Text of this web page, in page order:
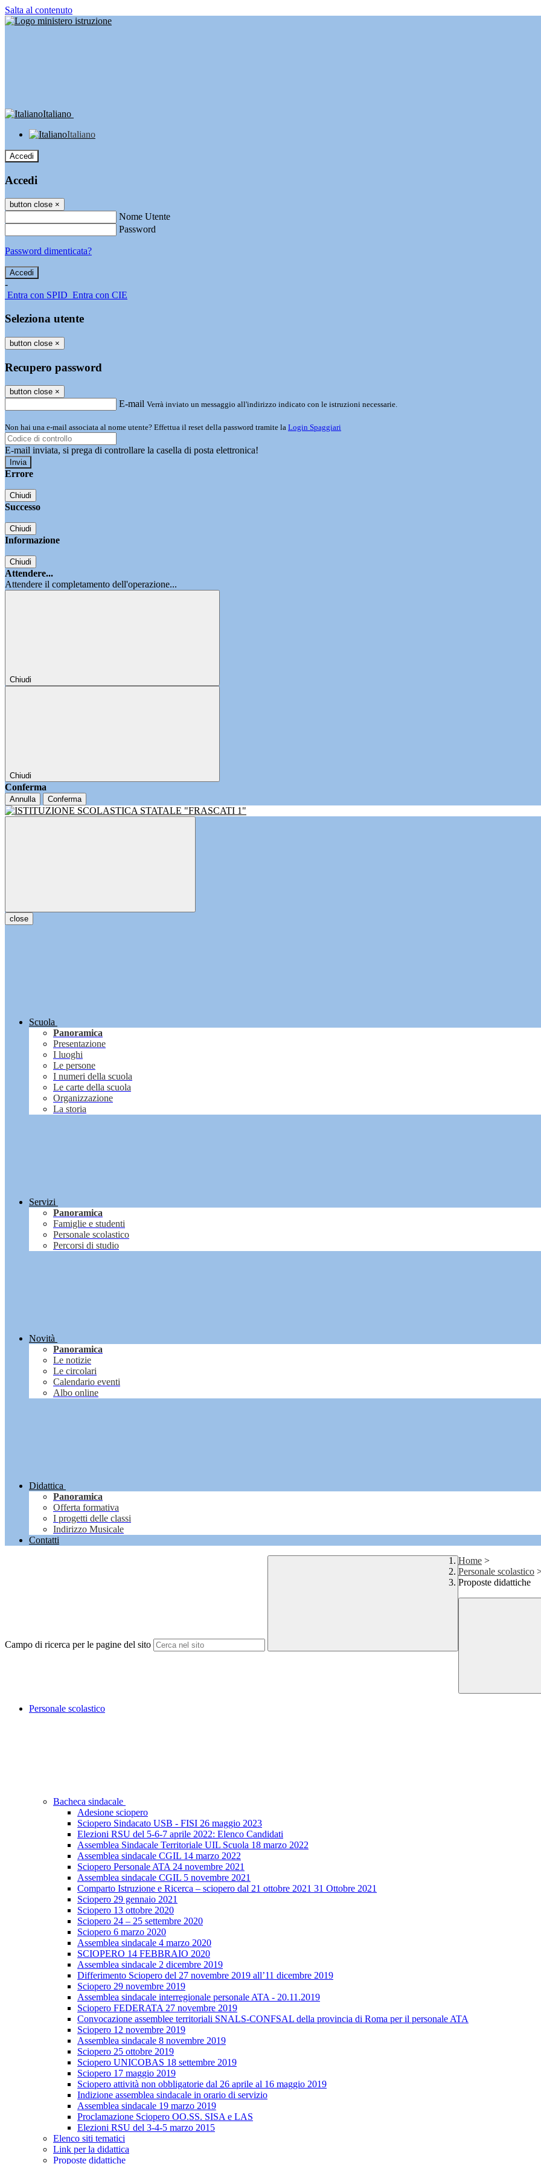
Salta al contenuto
Italiano
Italiano
Accedi
Accedi
button close ×
Nome Utente
Password
Password dimenticata?
-
Entra con SPID Entra con CIE
Seleziona utente
button close ×
Recupero password
button close ×
E-mail Verrà inviato un messaggio all'indirizzo indicato con le istruzioni necessarie.
Non hai una e-mail associata al nome utente? Effettua il reset della password tramite la Login Spaggiari
E-mail inviata, si prega di controllare la casella di posta elettronica!
Errore
Chiudi
Successo
Chiudi
Informazione
Chiudi
Attendere...
Attendere il completamento dell'operazione...
Chiudi
Chiudi
Conferma
Annulla Conferma
close
Scuola
Panoramica
Presentazione
I luoghi
Le persone
I numeri della scuola
Le carte della scuola
Organizzazione
La storia
Servizi
Panoramica
Famiglie e studenti
Personale scolastico
Percorsi di studio
Novità
Panoramica
Le notizie
Le circolari
Calendario eventi
Albo online
Didattica
Panoramica
Offerta formativa
I progetti delle classi
Indirizzo Musicale
Contatti
Campo di ricerca per le pagine del sito
Home >
Personale scolastico
Proposte didattiche
Personale scolastico
Bacheca sindacale
Adesione sciopero
Sciopero Sindacato USB - FISI 26 maggio 2023
Elezioni RSU del 5-6-7 aprile 2022: Elenco Candidati
Assemblea Sindacale Territoriale UIL Scuola 18 marzo 2022
Assemblea sindacale CGIL 14 marzo 2022
Sciopero Personale ATA 24 novembre 2021
Assemblea sindacale CGIL 5 novembre 2021
Comparto Istruzione e Ricerca – sciopero dal 21 ottobre 2021 31 Ottobre 2021
Sciopero 29 gennaio 2021
Sciopero 13 ottobre 2020
Sciopero 24 – 25 settembre 2020
Sciopero 6 marzo 2020
Assemblea sindacale 4 marzo 2020
SCIOPERO 14 FEBBRAIO 2020
Assemblea sindacale 2 dicembre 2019
Differimento Sciopero del 27 novembre 2019 all’11 dicembre 2019
Sciopero 29 novembre 2019
Assemblea sindacale interregionale personale ATA - 20.11.2019
Sciopero FEDERATA 27 novembre 2019
Convocazione assemblee territoriali SNALS-CONFSAL della provincia di Roma per il personale ATA
Sciopero 12 novembre 2019
Assemblea sindacale 8 novembre 2019
Sciopero 25 ottobre 2019
Sciopero UNICOBAS 18 settembre 2019
Sciopero 17 maggio 2019
Sciopero attività non obbligatorie dal 26 aprile al 16 maggio 2019
Indizione assemblea sindacale in orario di servizio
Assemblea sindacale 19 marzo 2019
Proclamazione Sciopero OO.SS. SISA e LAS
Elezioni RSU del 3-4-5 marzo 2015
Elenco siti tematici
Link per la didattica
Proposte didattiche